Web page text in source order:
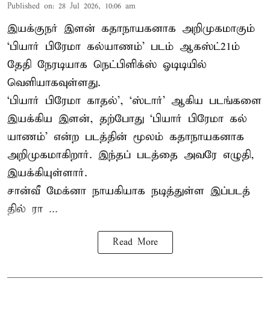
Published on: 28 Jul 2026, 10:06 am
இயக்குநர் இளன் கதாநாயகனாக அறிமுகமாகும்
‘பி​யார் பிரேமா கல்​யாணம்’ படம் ஆகஸ்ட்21ம்
தேதி நேரடியாக நெட்பிளிக்ஸ் ஓடிடியில்
வெளியாகவுள்ளது.
‘பி​யார் பிரேமா காதல்’, ‘ஸ்​டார்’ ஆகிய படங்​களை
இயக்​கிய இளன், தற்​போது ‘பி​யார் பிரேமா கல்​
யாணம்’ என்ற படத்​தின் மூலம் கதாநாயகனாக
அறி​முக​மாகிறார். இந்​தப் படத்தை அவரே எழுதி,
இயக்​கி​யுள்​ளார்.
சான்வீ மேக்னா நாயகி​யாக நடித்​துள்ள இப்​படத்​
தில் ரா ...
Read More